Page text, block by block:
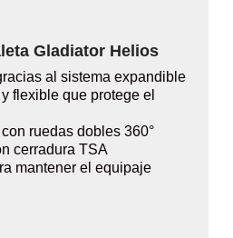
Gladiator Helios
al sistema expandible
flexible que protege el
ruedas dobles 360°
cerradura TSA
mantener el equipaje